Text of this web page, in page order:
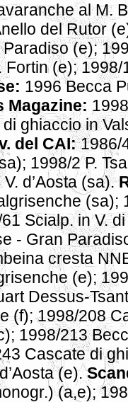
al M.
del Rutor
(e);
(e);
1996 Becca
Magazine:
ghiaccio in
del CAI:1986/
1998/2 P.
d’Aosta (sa).
Scialp. in V.
- Gran
cresta
(e);
Dessus-
(f); 1998/208
1998/213
Cascate di
(e).
(a,e);